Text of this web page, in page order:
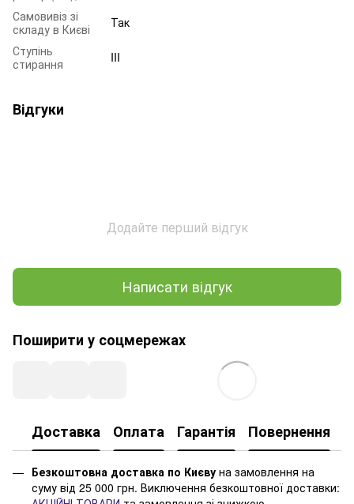
Самовивіз зі
складу в Києві
Так
Ступінь
стирання
III
Відгуки
Додайте перший відгук
Написати відгук
Поширити у соцмережах
Доставка Оплата Гарантія Повернення
Безкоштовна доставка по Києву на замовлення на
суму від 25 000 грн. Виключення безкоштовної доставки: